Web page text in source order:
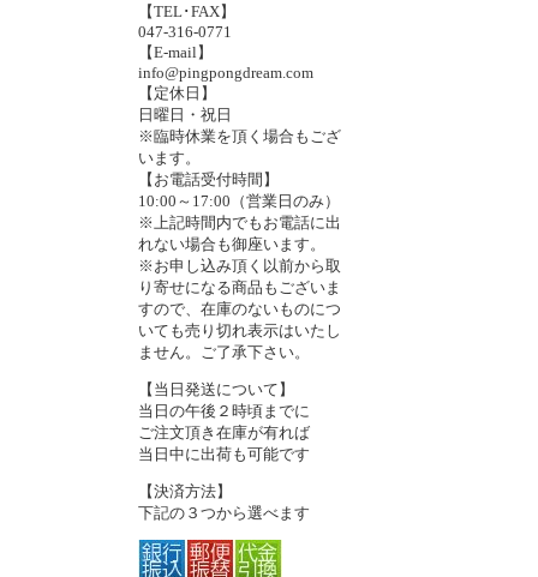
【TEL･FAX】
047-316-0771
【E-mail】
info@pingpongdream.com
【定休日】
日曜日・祝日
※臨時休業を頂く場合もござ
います。
【お電話受付時間】
10:00～17:00（営業日のみ）
※上記時間内でもお電話に出
れない場合も御座います。
※お申し込み頂く以前から取
り寄せになる商品もございま
すので、在庫のないものにつ
いても売り切れ表示はいたし
ません。ご了承下さい。
【当日発送について】
当日の午後２時頃までに
ご注文頂き在庫が有れば
当日中に出荷も可能です
【決済方法】
下記の３つから選べます